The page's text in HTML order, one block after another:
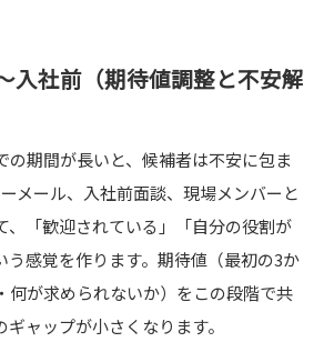
入社前（期待値調整と不安解
の期間が長いと、候補者は不安に包ま
メール、入社前面談、現場メンバーと
、「歓迎されている」「自分の役割が
う感覚を作ります。期待値（最初の3か
何が求められないか）をこの段階で共
ャップが小さくなります。